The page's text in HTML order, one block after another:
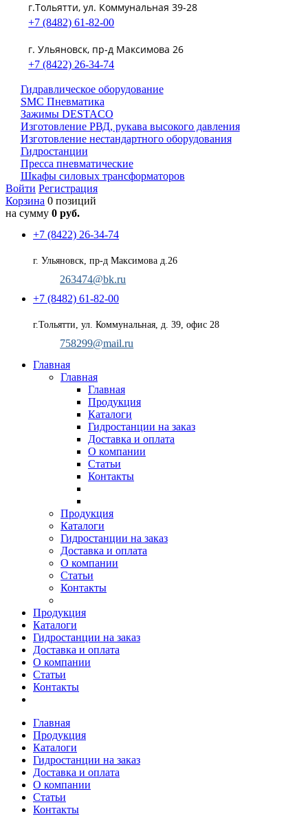
г.Тольятти, ул. Коммунальная 39-28
+7 (8482) 61-82-00
г. Ульяновск, пр-д Максимова 26
+7 (8422) 26-34-74
Гидравлическое оборудование
SMC Пневматика
Зажимы DESTACO
Изготовление РВД, рукава высокого давления
Изготовление нестандартного оборудования
Гидростанции
Пресса пневматические
Шкафы силовых трансформаторов
Войти Регистрация
Корзина 0 позиций
на сумму 0 руб.
+7 (8422) 26-34-74
г. Ульяновск, пр-д Максимова д.26
263474@bk.ru
+7 (8482) 61-82-00
г.Тольятти, ул. Коммунальная, д. 39, офис 28
758299@mail.ru
Главная
Главная
Главная
Продукция
Каталоги
Гидростанции на заказ
Доставка и оплата
О компании
Статьи
Контакты
Продукция
Каталоги
Гидростанции на заказ
Доставка и оплата
О компании
Статьи
Контакты
Продукция
Каталоги
Гидростанции на заказ
Доставка и оплата
О компании
Статьи
Контакты
Главная
Продукция
Каталоги
Гидростанции на заказ
Доставка и оплата
О компании
Статьи
Контакты